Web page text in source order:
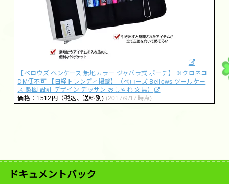
【ベロウズ ペンケース 無地カラー ジャバラ式 ポーチ】 ※クロネコ
DM便不可 【日経トレンディ掲載】（ベローズ Bellows ツールケー
ス 製図 設計 デザイン デッサン おしゃれ 文具）
価格：1512円（税込、送料別) (2017/9/17時点)
ドキュメントバック